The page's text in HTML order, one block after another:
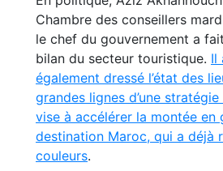
Chambre des conseillers
le chef du gouvernement a
bilan du secteur touristique. Il
également dressé l’état des
grandes lignes d’une
vise à accélérer la montée en
destination Maroc, qui a déjà
couleurs.